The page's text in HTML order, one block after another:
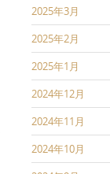
2025年3月
2025年2月
2025年1月
2024年12月
2024年11月
2024年10月